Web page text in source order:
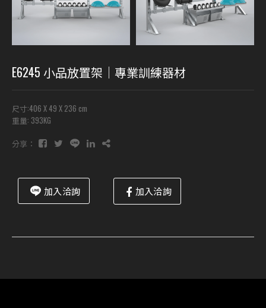
E6245 小品放置架｜專業訓練器材
尺寸:406 X 49 X 236 cm
重量: 393KG
分享：
加入洽詢 加入洽詢